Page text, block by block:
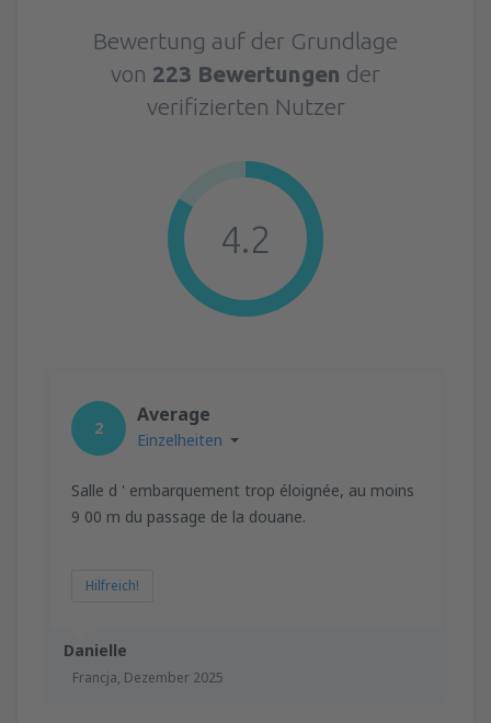
Bewertung auf der Grundlage
von 223 Bewertungen der
verifizierten Nutzer
4.2
Danielle
Francja, Dezember 2025
2
Average
Einzelheiten
Salle d ' embarquement trop éloignée, au moins
9 00 m du passage de la douane.
Hilfreich!